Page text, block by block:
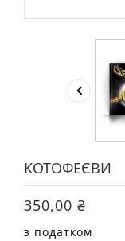

КОТОФЕЄВИ
350,00 ₴
з податком